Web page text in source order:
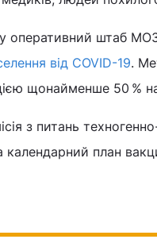
оперативний штаб
від COVID-19.
щонайменше 50 %
з питань
календарний план